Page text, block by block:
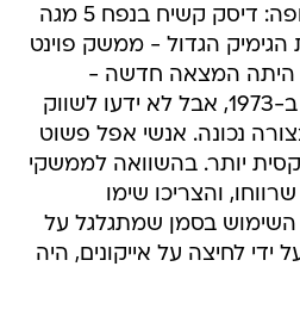
לחלום עליו באותה תקופה: דיסק קשיח בנפח 5 מגה
הגימיק הגדול - ממשק פוינט
היתה המצאה חדשה -
זירוקס עשו את זה עוד ב-1973, אבל לא ידעו לשווק
נכונה. אנשי אפל פשוט
יותר. בהשוואה לממשקי
והצריכו שימו
בסמן שמתגלגל על
ידי לחיצה על אייקונים, היה